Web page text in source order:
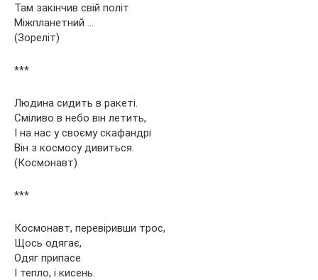
Там закінчив свій політ
Міжпланетний …
(Зореліт)
***
Людина сидить в ракеті.
Сміливо в небо він летить,
І на нас у своєму скафандрі
Він з космосу дивиться.
(Космонавт)
***
Космонавт, перевіривши трос,
Щось одягає,
Одяг припасе
І тепло, і кисень.